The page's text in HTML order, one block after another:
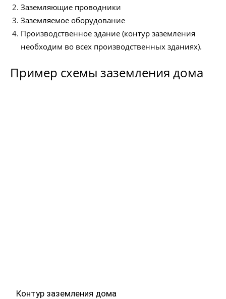
Заземляющие проводники
Заземляемое оборудование
Производственное здание (контур заземления
необходим во всех производственных зданиях).
Пример схемы заземления дома
Контур заземления дома